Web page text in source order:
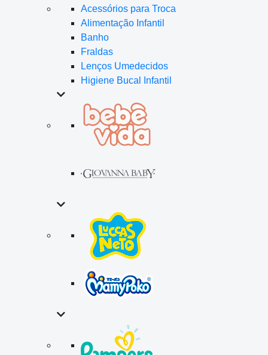
Acessórios para Troca
Alimentação Infantil
Banho
Fraldas
Lenços Umedecidos
Higiene Bucal Infantil